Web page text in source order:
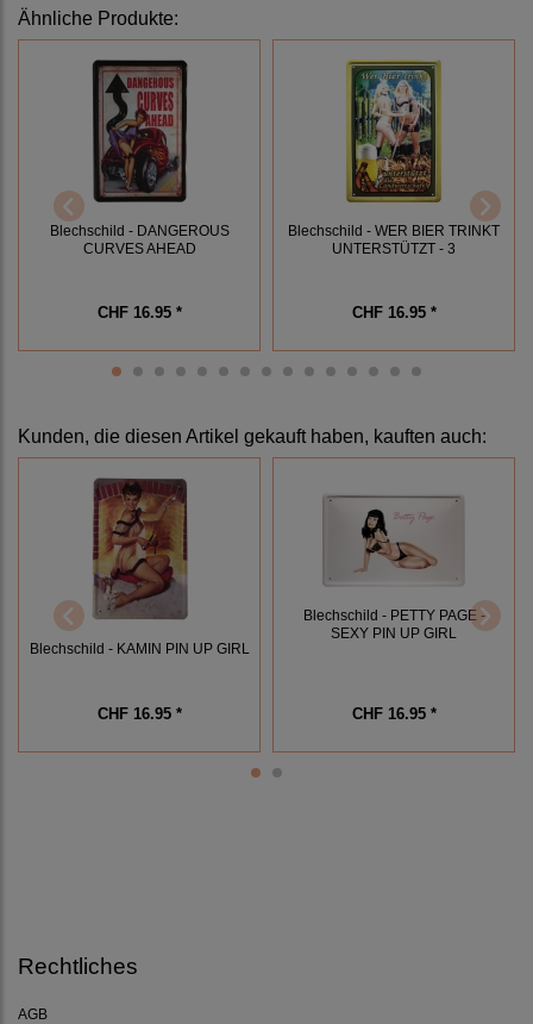
Ähnliche Produkte:
Blechschild - DANGEROUS
CURVES AHEAD
CHF 16.95 *
Blechschild - WER BIER TRINKT
UNTERSTÜTZT - 3
CHF 16.95 *
Kunden, die diesen Artikel gekauft haben, kauften auch:
Blechschild - KAMIN PIN UP GIRL
CHF 16.95 *
Blechschild - PETTY PAGE -
SEXY PIN UP GIRL
CHF 16.95 *
Rechtliches
AGB